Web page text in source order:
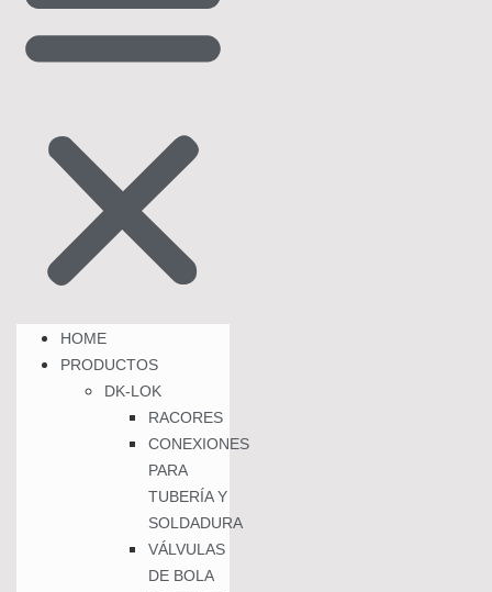
HOME
PRODUCTOS
DK-LOK
RACORES
CONEXIONES
PARA
TUBERÍA Y
SOLDADURA
VÁLVULAS
DE BOLA